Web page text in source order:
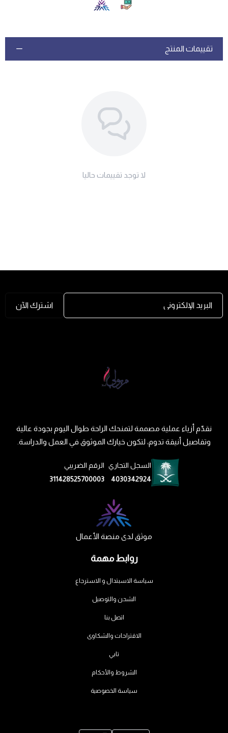
تقييمات المنتج
لا توجد تقييمات حاليا
البريد الإلكتروني
اشترك الآن
روابط مهمة
سياسة الاسبتدال و الاسترجاع
الشحن والتوصيل
اتصل بنا
الاقتراحات والشكاوى
تابي
الشروط والأحكام
سياسة الخصوصية
نقدّم أزياء عملية مصممة لتمنحك الراحة طوال اليوم بجودة عالية
وتفاصيل أنيقة تدوم، لتكون خيارك الموثوق في العمل والدراسة.
السجل التجاري
4030342924
الرقم الضريبي
311428525700003
موثق لدى منصة الأعمال